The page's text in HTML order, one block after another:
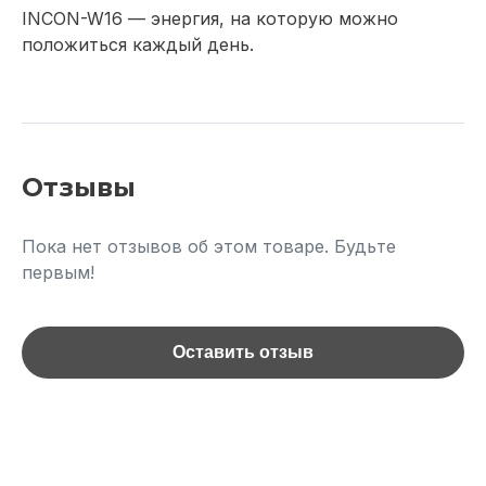
INCON-W16 — энергия, на которую можно
положиться каждый день.
Отзывы
Пока нет отзывов об этом товаре. Будьте
первым!
Оставить отзыв